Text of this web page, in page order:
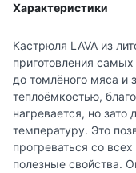
Характеристики
Кастрюля LAVA из
приготовления
до томлёного мяса и
теплоёмкостью,
нагревается, но зато
температуру. Это
прогреваться со
полезные свойства.